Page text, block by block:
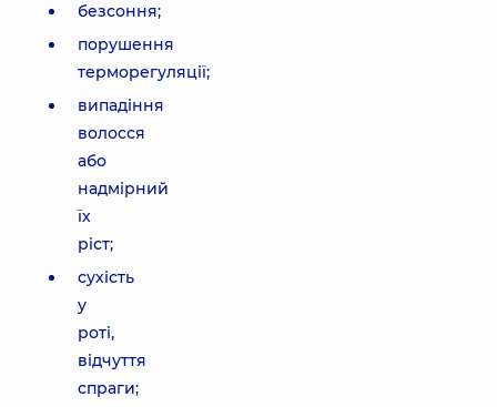
безсоння;
порушення
терморегуляції;
випадіння
волосся
або
надмірний
їх
ріст;
сухість
у
роті,
відчуття
спраги;